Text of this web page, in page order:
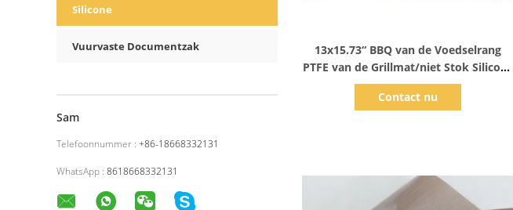
Silicone
Vuurvaste Documentzak
Sam
Telefoonnummer : +86-18668332131
WhatsApp : 8618668332131
13x15.73“ BBQ van de Voedselrang
PTFE van de Grillmat/niet Stok Silicone
Kokende Bladen
Contact nu